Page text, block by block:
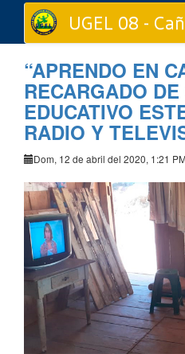
UGEL 08 -
“APRENDO EN
RECARGADO
EDUCATIVO
RADIO Y
Dom, 12 de abril del 2020, 1:21